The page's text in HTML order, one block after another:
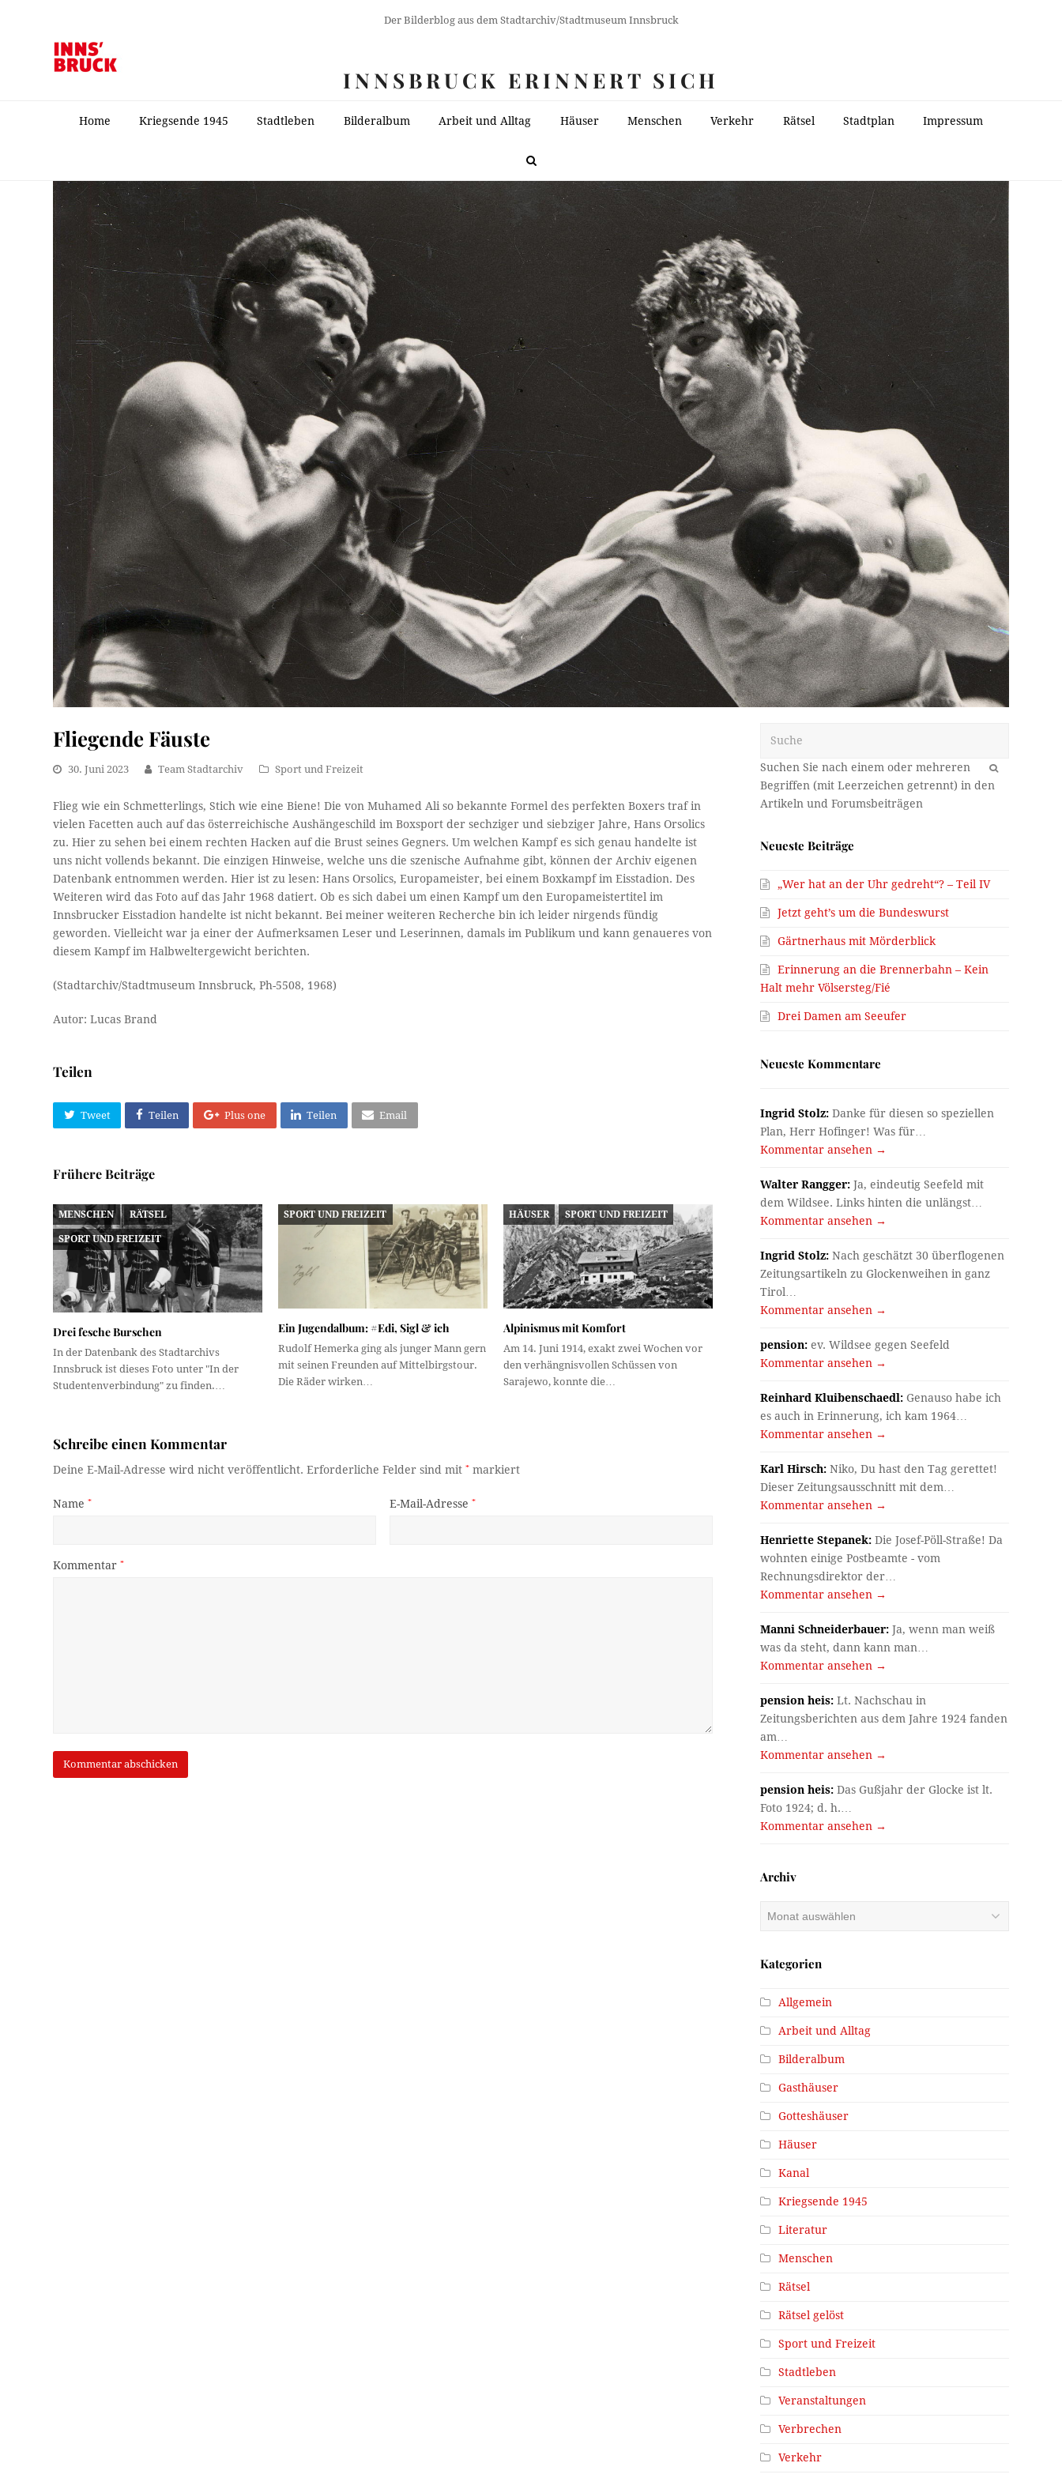
Der Bilderblog aus dem Stadtarchiv/Stadtmuseum Innsbruck
INNSBRUCK ERINNERT SICH
Home Kriegsende 1945 Stadtleben Bilderalbum Arbeit und Alltag Häuser Menschen Verkehr Rätsel Stadtplan Impressum
Fliegende Fäuste
30. Juni 2023 Team Stadtarchiv Sport und Freizeit
Flieg wie ein Schmetterlings, Stich wie eine Biene! Die von Muhamed Ali so bekannte Formel des perfekten Boxers traf in
vielen Facetten auch auf das österreichische Aushängeschild im Boxsport der sechziger und siebziger Jahre, Hans Orsolics
zu. Hier zu sehen bei einem rechten Hacken auf die Brust seines Gegners. Um welchen Kampf es sich genau handelte ist
uns nicht vollends bekannt. Die einzigen Hinweise, welche uns die szenische Aufnahme gibt, können der Archiv eigenen
Datenbank entnommen werden. Hier ist zu lesen: Hans Orsolics, Europameister, bei einem Boxkampf im Eisstadion. Des
Weiteren wird das Foto auf das Jahr 1968 datiert. Ob es sich dabei um einen Kampf um den Europameistertitel im
Innsbrucker Eisstadion handelte ist nicht bekannt. Bei meiner weiteren Recherche bin ich leider nirgends fündig
geworden. Vielleicht war ja einer der Aufmerksamen Leser und Leserinnen, damals im Publikum und kann genaueres von
diesem Kampf im Halbweltergewicht berichten.
(Stadtarchiv/Stadtmuseum Innsbruck, Ph-5508, 1968)
Autor: Lucas Brand
Teilen
Tweet Teilen Plus one Teilen Email
Frühere Beiträge
MENSCHEN RÄTSEL
SPORT UND FREIZEIT
Drei fesche Burschen
In der Datenbank des Stadtarchivs
Innsbruck ist dieses Foto unter "In der
Studentenverbindung" zu finden.…
SPORT UND FREIZEIT
Ein Jugendalbum: #Edi, Sigl & ich
Rudolf Hemerka ging als junger Mann gern
mit seinen Freunden auf Mittelbirgstour.
Die Räder wirken…
HÄUSER SPORT UND FREIZEIT
Alpinismus mit Komfort
Am 14. Juni 1914, exakt zwei Wochen vor
den verhängnisvollen Schüssen von
Sarajewo, konnte die…
Schreibe einen Kommentar
Deine E-Mail-Adresse wird nicht veröffentlicht. Erforderliche Felder sind mit* markiert
Name* E-Mail-Adresse *
Kommentar*
OK
Neueste Beiträge
„Wer hat an der Uhr gedreht“? – Teil IV
Jetzt geht’s um die Bundeswurst
Gärtnerhaus mit Mörderblick
Erinnerung an die Brennerbahn – Kein
Halt mehr Völsersteg/Fié
Drei Damen am Seeufer
Neueste Kommentare
Ingrid Stolz: Danke für diesen so speziellen
Plan, Herr Hofinger! Was für…
Kommentar ansehen →
Walter Rangger: Ja, eindeutig Seefeld mit
dem Wildsee. Links hinten die unlängst…
Kommentar ansehen →
Ingrid Stolz: Nach geschätzt 30 überflogenen
Zeitungsartikeln zu Glockenweihen in ganz
Tirol…
Kommentar ansehen →
pension: ev. Wildsee gegen Seefeld
Kommentar ansehen →
Reinhard Kluibenschaedl: Genauso habe ich
es auch in Erinnerung, ich kam 1964…
Kommentar ansehen →
Karl Hirsch: Niko, Du hast den Tag gerettet!
Dieser Zeitungsausschnitt mit dem…
Kommentar ansehen →
Henriette Stepanek: Die Josef-Pöll-Straße! Da
wohnten einige Postbeamte - vom
Rechnungsdirektor der…
Kommentar ansehen →
Manni Schneiderbauer: Ja, wenn man weiß
was da steht, dann kann man…
Kommentar ansehen →
pension heis: Lt. Nachschau in
Zeitungsberichten aus dem Jahre 1924 fanden
am…
Kommentar ansehen →
pension heis: Das Gußjahr der Glocke ist lt.
Foto 1924; d. h.…
Kommentar ansehen →
Archiv
Kategorien
Allgemein
Arbeit und Alltag
Bilderalbum
Gasthäuser
Gotteshäuser
Häuser
Kanal
Kriegsende 1945
Literatur
Menschen
Rätsel
Rätsel gelöst
Sport und Freizeit
Stadtleben
Veranstaltungen
Verbrechen
Verkehr